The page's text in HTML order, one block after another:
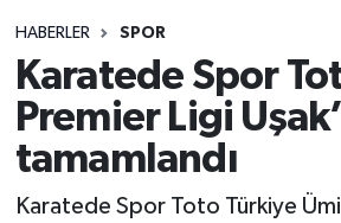
HABERLER SPOR
Karatede Spor
Premier Ligi
tamamlandı
Karatede Spor Toto Türkiye
Bölge
Çavdarhisar
Son Dakika Haberleri
Haber Arşivi